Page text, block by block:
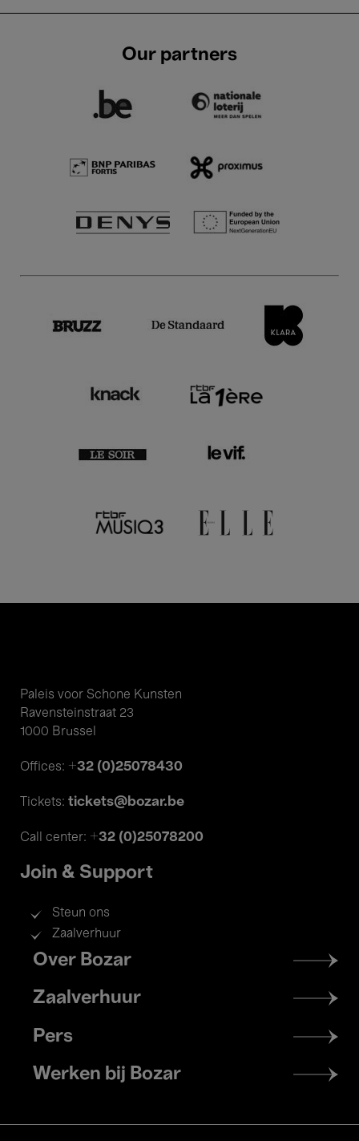
Our partners
Paleis voor Schone Kunsten
Ravensteinstraat 23
1000 Brussel
Offices: +32 (0)25078430
Tickets: tickets@bozar.be
Call center: +32 (0)25078200
Join & Support
Steun ons
Zaalverhuur
Footer
menu
Over Bozar
Zaalverhuur
Pers
Werken bij Bozar